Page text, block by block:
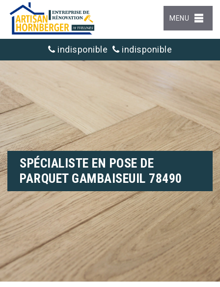
MENU
indisponible indisponible
SPÉCIALISTE EN POSE DE
PARQUET GAMBAISEUIL 78490